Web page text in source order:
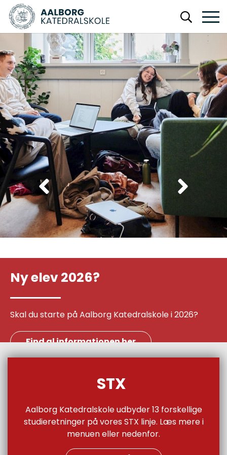
Ny elev 2026?
Skal du starte på Aalborg Katedralskole i 2026?
Find al informationen her
STX
Aalborg Katedralskole udbyder 13 forskellige
studieretninger på vores STX linje. Læs mere i
menuen eller nedenfor.